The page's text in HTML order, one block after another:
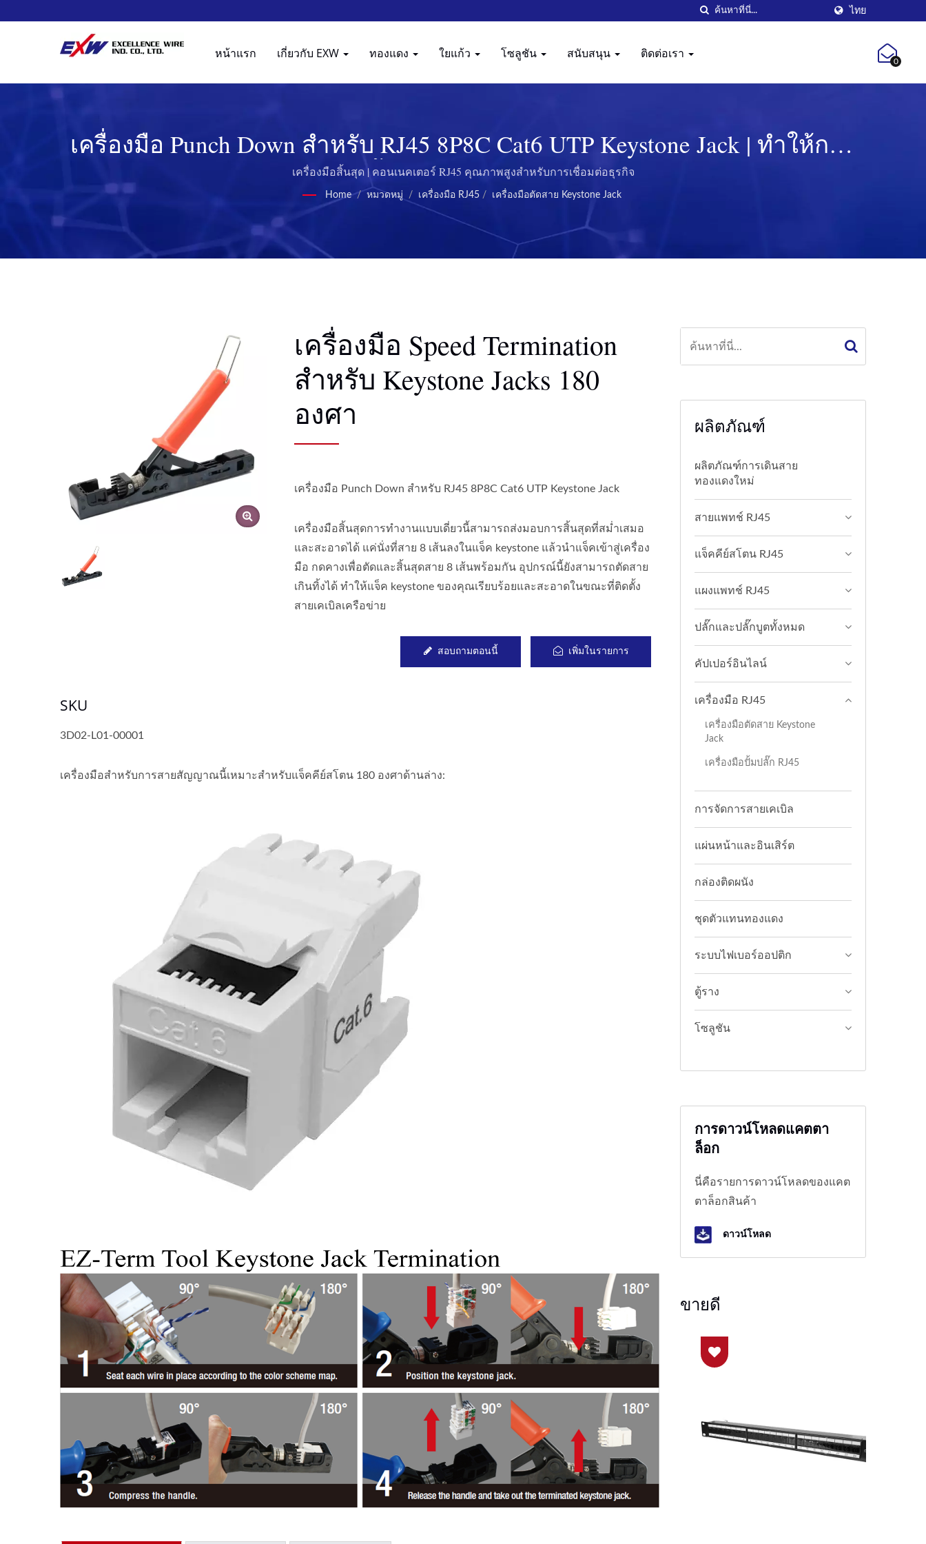
ไทย
หน้าแรก เกี่ยวกับ EXW ทองแดง ใยแก้ว โซลูชัน สนับสนุน ติดต่อเรา
0
เครื่องมือ Punch Down สำหรับ RJ45 8P8C Cat6 UTP Keystone Jack | ทำให้การ
เชื่อมต่อของคุณกันน้ำ: โซลูชัน IP68 จาก Excellence Wire
เครื่องมือสิ้นสุด | คอนเนคเตอร์ RJ45 คุณภาพสูงสำหรับการเชื่อมต่อธุรกิจ
Home / หมวดหมู่ / เครื่องมือ RJ45 / เครื่องมือตัดสาย Keystone Jack
เครื่องมือ Speed Termination
สำหรับ Keystone Jacks 180
องศา
เครื่องมือ Punch Down สำหรับ RJ45 8P8C Cat6 UTP Keystone Jack
เครื่องมือสิ้นสุดการทำงานแบบเดี่ยวนี้สามารถส่งมอบการสิ้นสุดที่สม่ำเสมอ
และสะอาดได้ แค่นั่งที่สาย 8 เส้นลงในแจ็ค keystone แล้วนำแจ็คเข้าสู่เครื่อง
มือ กดคางเพื่อตัดและสิ้นสุดสาย 8 เส้นพร้อมกัน อุปกรณ์นี้ยังสามารถตัดสาย
เกินทิ้งได้ ทำให้แจ็ค keystone ของคุณเรียบร้อยและสะอาดในขณะที่ติดตั้ง
สายเคเบิลเครือข่าย
เพิ่มในรายการ
สอบถามตอนนี้
SKU
3D02-L01-00001
เครื่องมือสำหรับการสายสัญญาณนี้เหมาะสำหรับแจ็คคีย์สโตน 180 องศาด้านล่าง:
ผลิตภัณฑ์
ผลิตภัณฑ์การเดินสาย
ทองแดงใหม่
สายแพทช์ RJ45
แจ็คคีย์สโตน RJ45
แผงแพทช์ RJ45
ปลั๊กและปลั๊กบูตทั้งหมด
คัปเปอร์อินไลน์
เครื่องมือ RJ45
เครื่องมือตัดสาย Keystone
Jack
เครื่องมือปั้มปลั๊ก RJ45
การจัดการสายเคเบิล
แผ่นหน้าและอินเสิร์ต
กล่องติดผนัง
ชุดตัวแทนทองแดง
ระบบไฟเบอร์ออปติก
ตู้ราง
โซลูชัน
การดาวน์โหลดแคตตา
ล็อก
นี่คือรายการดาวน์โหลดของแคต
ตาล็อกสินค้า
ดาวน์โหลด
ขายดี